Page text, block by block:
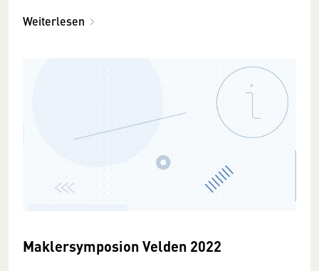
Weiterlesen
Maklersymposion Velden 2022